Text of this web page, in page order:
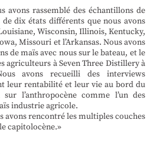
avons rassemblé des échantillons de
dix états différents que nous avons
Wisconsin, Illinois, Kentucky,
Missouri et l’Arkansas. Nous avons
de maïs avec nous sur le bateau, et le
agriculteurs à Seven Three Distillery à
avons recueilli des interviews
leur rentabilité et leur vie au bord du
l’anthropocène comme l’un des
industrie agricole.
avons rencontré les multiples couches
capitolocène.»